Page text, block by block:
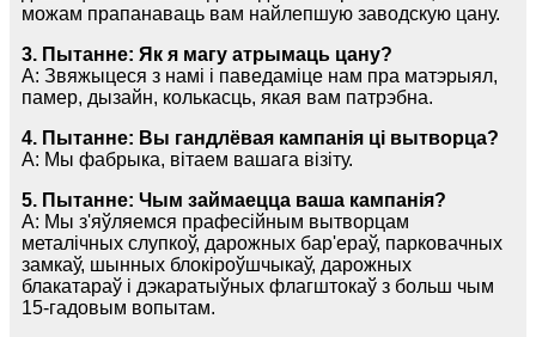
можам прапанаваць вам найлепшую заводскую цану.
3. Пытанне: Як я магу атрымаць цану?
A: Звяжыцеся з намі і паведаміце нам пра матэрыял,
памер, дызайн, колькасць, якая вам патрэбна.
4. Пытанне: Вы гандлёвая кампанія ці вытворца?
A: Мы фабрыка, вітаем вашага візіту.
5. Пытанне: Чым займаецца ваша кампанія?
A: Мы з'яўляемся прафесійным вытворцам
металічных слупкоў, дарожных бар'ераў, парковачных
замкаў, шынных блокіроўшчыкаў, дарожных
блакатараў і дэкаратыўных флагштокаў з больш чым
15-гадовым вопытам.